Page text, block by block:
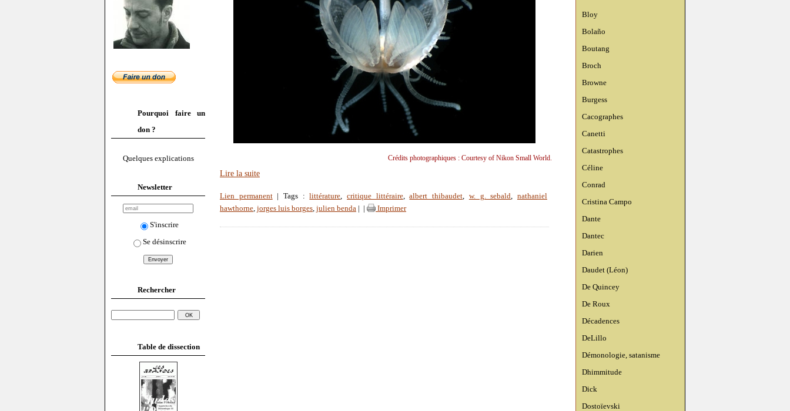
Pourquoi faire un
don ?
Quelques explications
Newsletter
S'inscrire
Se désinscrire
Rechercher
Table de dissection
Bloy
Bolaño
Boutang
Broch
Browne
Burgess
Cacographes
Canetti
Catastrophes
Céline
Conrad
Cristina Campo
Dante
Dantec
Darien
Daudet (Léon)
De Quincey
De Roux
Décadences
DeLillo
Démonologie, satanisme
Dhimmitude
Dick
Dostoïevski
Crédits photographiques : Courtesy of Nikon Small World.
Lire la suite
Lien permanent| Tags :littérature,critique littéraire,albert thibaudet, w. g. sebald, nathaniel
hawthorne, jorges luis borges, julien benda Imprimer